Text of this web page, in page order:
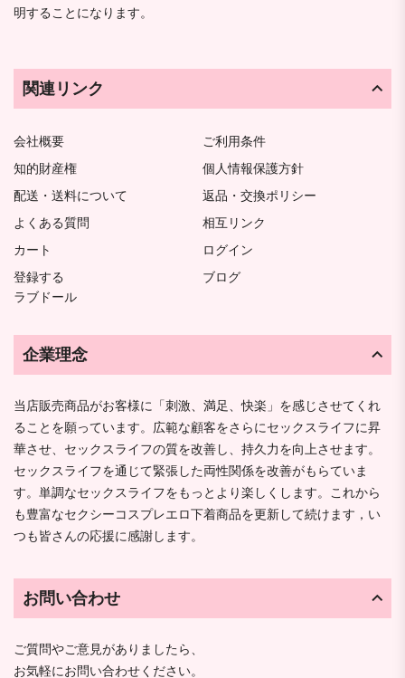
明することになります。
関連リンク
会社概要
ご利用条件
知的財産権
個人情報保護方針
配送・送料について
返品・交換ポリシー
よくある質問
相互リンク
カート
ログイン
登録する
ブログ
ラブドール
企業理念
当店販売商品がお客様に「刺激、満足、快楽」を感じさせてくれ
ることを願っています。広範な顧客をさらにセックスライフに昇
華させ、セックスライフの質を改善し、持久力を向上させます。
セックスライフを通じて緊張した両性関係を改善がもらていま
す。単調なセックスライフをもっとより楽しくします。これから
も豊富なセクシーコスプレエロ下着商品を更新して続けます，い
つも皆さんの応援に感謝します。
お問い合わせ
ご質問やご意見がありましたら、
お気軽にお問い合わせください。